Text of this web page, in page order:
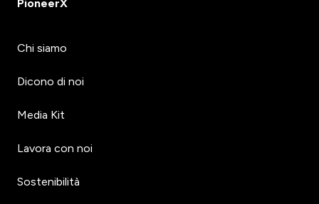
PioneerX
Chi siamo
Dicono di noi
Media Kit
Lavora con noi
Sostenibilità